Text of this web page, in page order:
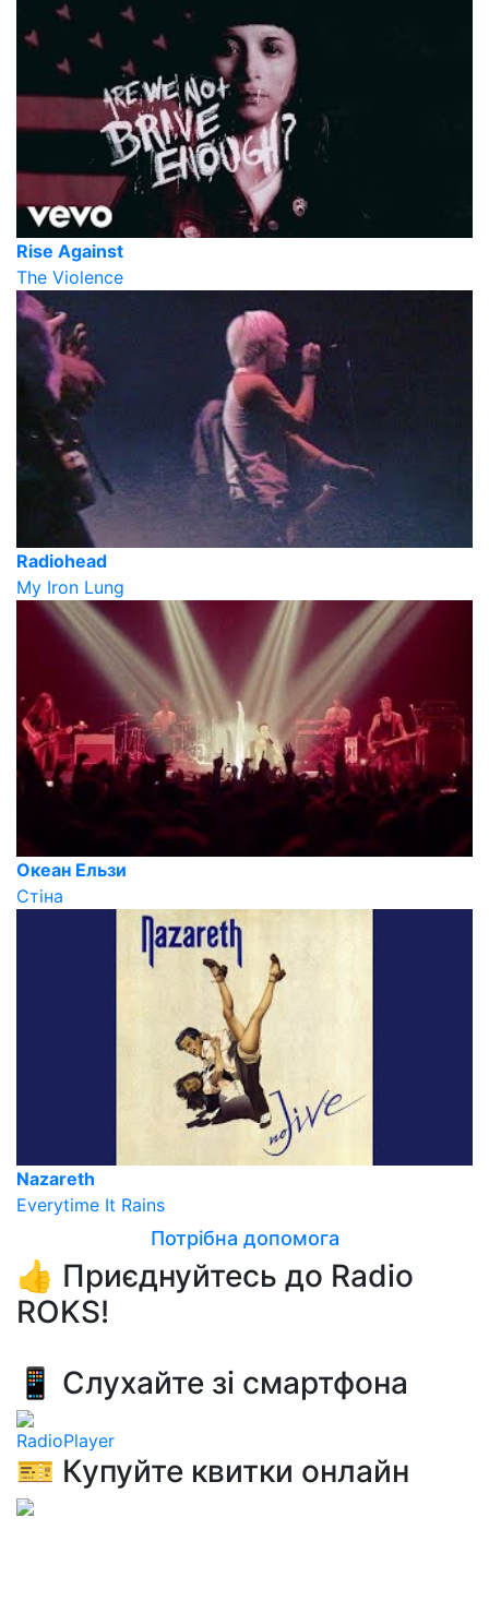
Rise Against
The Violence
Radiohead
My Iron Lung
Океан Ельзи
Стіна
Nazareth
Everytime It Rains
Потрібна допомога
👍 Приєднуйтесь до Radio
ROKS!
📱 Слухайте зі смартфона
RadioPlayer
🎫 Купуйте квитки онлайн